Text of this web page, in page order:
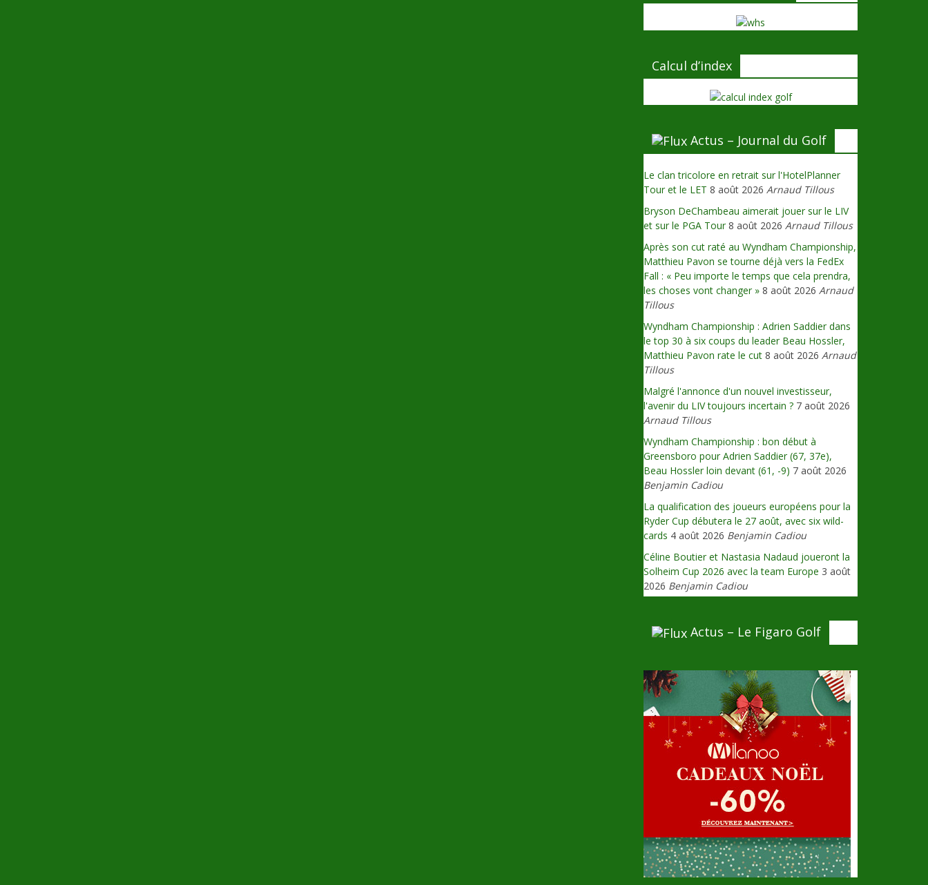
Calcul d’index
Actus – Journal du Golf
Le clan tricolore en retrait sur l'HotelPlanner
Tour et le LET 8 août 2026 Arnaud Tillous
Bryson DeChambeau aimerait jouer sur le LIV
et sur le PGA Tour 8 août 2026 Arnaud Tillous
Après son cut raté au Wyndham Championship,
Matthieu Pavon se tourne déjà vers la FedEx
Fall : « Peu importe le temps que cela prendra,
les choses vont changer » 8 août 2026 Arnaud
Tillous
Wyndham Championship : Adrien Saddier dans
le top 30 à six coups du leader Beau Hossler,
Matthieu Pavon rate le cut 8 août 2026 Arnaud
Tillous
Malgré l'annonce d'un nouvel investisseur,
l'avenir du LIV toujours incertain ? 7 août 2026
Arnaud Tillous
Wyndham Championship : bon début à
Greensboro pour Adrien Saddier (67, 37e),
Beau Hossler loin devant (61, -9) 7 août 2026
Benjamin Cadiou
La qualification des joueurs européens pour la
Ryder Cup débutera le 27 août, avec six wild-
cards 4 août 2026 Benjamin Cadiou
Céline Boutier et Nastasia Nadaud joueront la
Solheim Cup 2026 avec la team Europe 3 août
2026 Benjamin Cadiou
Actus – Le Figaro Golf